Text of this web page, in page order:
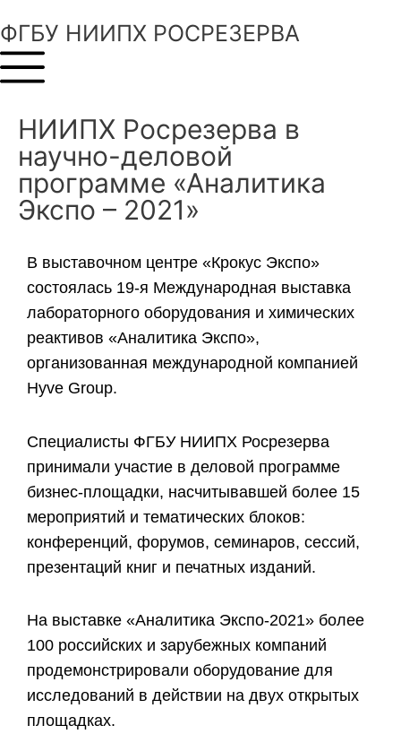
ФГБУ НИИПХ РОСРЕЗЕРВА
НИИПХ Росрезерва в
научно-деловой
программе «Аналитика
Экспо – 2021»
В выставочном центре «Крокус Экспо»
состоялась 19-я Международная выставка
лабораторного оборудования и химических
реактивов «Аналитика Экспо»,
организованная международной компанией
Hyve Group.
Специалисты ФГБУ НИИПХ Росрезерва
принимали участие в деловой программе
бизнес-площадки, насчитывавшей более 15
мероприятий и тематических блоков:
конференций, форумов, семинаров, сессий,
презентаций книг и печатных изданий.
На выставке «Аналитика Экспо-2021» более
100 российских и зарубежных компаний
продемонстрировали оборудование для
исследований в действии на двух открытых
площадках.